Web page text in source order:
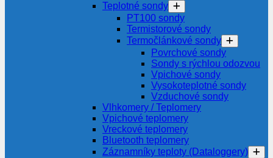
Teplotné sondy
PT100 sondy
Termistorové sondy
Termočlánkové sondy
Povrchové sondy
Sondy s rýchlou odozvou
Vpichové sondy
Vysokoteplotné sondy
Vzduchové sondy
Vlhkomery / Teplomery
Vpichové teplomery
Vreckové teplomery
Bluetooth teplomery
Záznamníky teploty (Dataloggery)